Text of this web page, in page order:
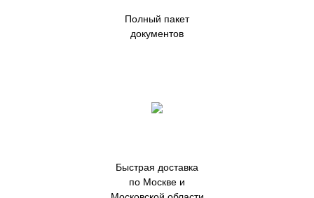
Полный пакет
документов
Быстрая доставка
по Москве и